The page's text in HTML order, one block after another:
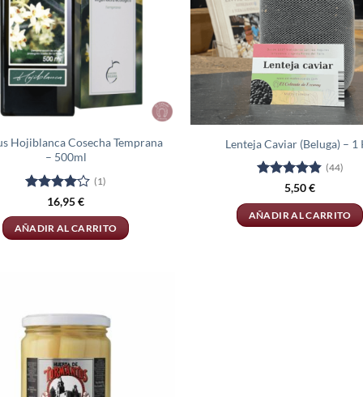
Hojiblanca Cosecha Temprana
– 500ml
Valorado
5
(1)
16,95€
AÑADIR AL CARRITO
Lenteja Caviar (Beluga) – 1
Valorado
de 5
(44)
5,50€
AÑADIR AL CARRITO